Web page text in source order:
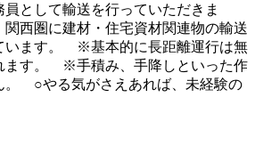
員として輸送を行っていただきま
西圏に建材・住宅資材関連物の輸送
ます。 ※基本的に長距離運行は無
ます。 ※手積み、手降しといった作
。 ○やる気がさえあれば、未経験の